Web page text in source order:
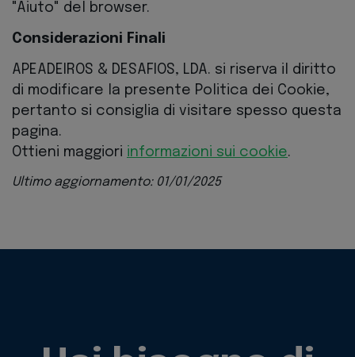
"Aiuto" del browser.
Considerazioni Finali
APEADEIROS & DESAFIOS, LDA. si riserva il diritto
di modificare la presente Politica dei Cookie,
pertanto si consiglia di visitare spesso questa
pagina.
Ottieni maggiori informazioni sui cookie.
Ultimo aggiornamento: 01/01/2025